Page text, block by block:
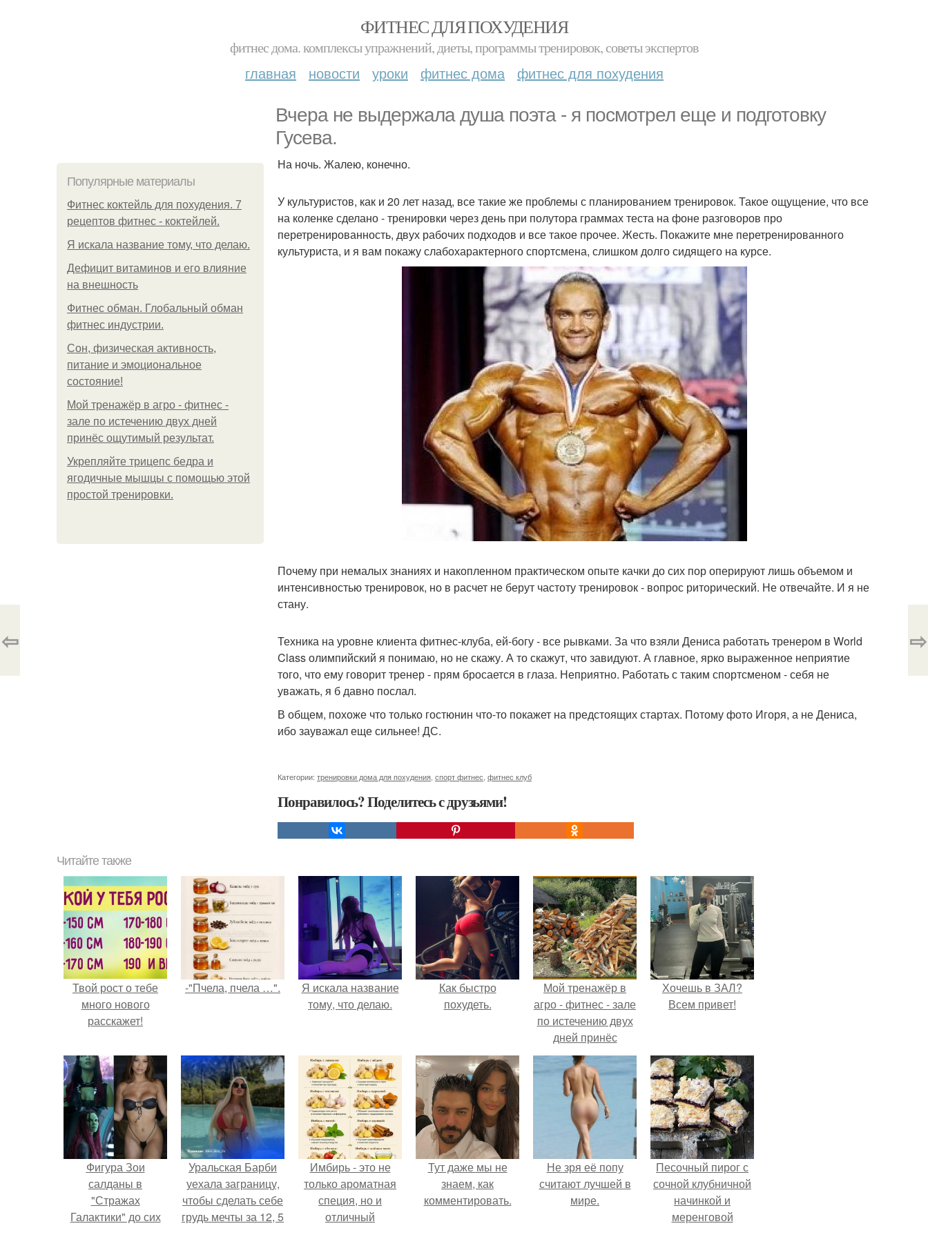
ФИТНЕС ДЛЯ ПОХУДЕНИЯ
фитнес дома. комплексы упражнений, диеты, программы тренировок, советы экспертов
главная новости уроки фитнес дома фитнес для похудения
Вчера не выдержала душа поэта - я посмотрел еще и подготовку
Гусева.
Популярные материалы
Фитнес коктейль для похудения. 7
рецептов фитнес - коктейлей.
Я искала название тому, что делаю.
Дефицит витаминов и его влияние
на внешность
Фитнес обман. Глобальный обман
фитнес индустрии.
Сон, физическая активность,
питание и эмоциональное
состояние!
Мой тренажёр в агро - фитнес -
зале по истечению двух дней
принёс ощутимый результат.
Укрепляйте трицепс бедра и
ягодичные мышцы с помощью этой
простой тренировки.
На ночь. Жалею, конечно.
У культуристов, как и 20 лет назад, все такие же проблемы с планированием тренировок. Такое ощущение, что все
на коленке сделано - тренировки через день при полутора граммах теста на фоне разговоров про
перетренированность, двух рабочих подходов и все такое прочее. Жесть. Покажите мне перетренированного
культуриста, и я вам покажу слабохарактерного спортсмена, слишком долго сидящего на курсе.
Почему при немалых знаниях и накопленном практическом опыте качки до сих пор оперируют лишь объемом и
интенсивностью тренировок, но в расчет не берут частоту тренировок - вопрос риторический. Не отвечайте. И я не
стану.
Техника на уровне клиента фитнес-клуба, ей-богу - все рывками. За что взяли Дениса работать тренером в World
Class олимпийский я понимаю, но не скажу. А то скажут, что завидуют. А главное, ярко выраженное неприятие
того, что ему говорит тренер - прям бросается в глаза. Неприятно. Работать с таким спортсменом - себя не
уважать, я б давно послал.
В общем, похоже что только гостюнин что-то покажет на предстоящих стартах. Потому фото Игоря, а не Дениса,
ибо зауважал еще сильнее! ДС.
Категории: тренировки дома для похудения спорт фитнес фитнес клуб
Понравилось? Поделитесь с друзьями!
⇦ ⇨
Читайте также
Твой рост о тебе
много нового
расскажет!
-"Пчела, пчела …".
Я искала название
тому, что делаю.
Как быстро
похудеть.
Мой тренажёр в
агро - фитнес - зале
по истечению двух
дней принёс
ощутимый
результат.
Хочешь в ЗАЛ?
Всем привет!
Фигура Зои
салданы в
"Стражах
Галактики" до сих
Уральская Барби
уехала заграницу,
чтобы сделать себе
грудь мечты за 12, 5
Имбирь - это не
только ароматная
специя, но и
отличный
Тут даже мы не
знаем, как
комментировать.
Не зря её попу
считают лучшей в
мире.
Песочный пирог с
сочной клубничной
начинкой и
меренговой